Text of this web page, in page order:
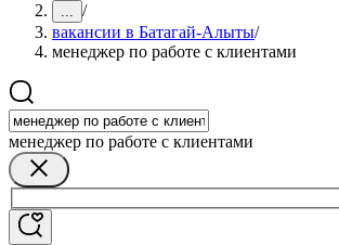
... /
вакансии в Батагай-Алыты/
менеджер по работе с клиентами
менеджер по работе с клиентами